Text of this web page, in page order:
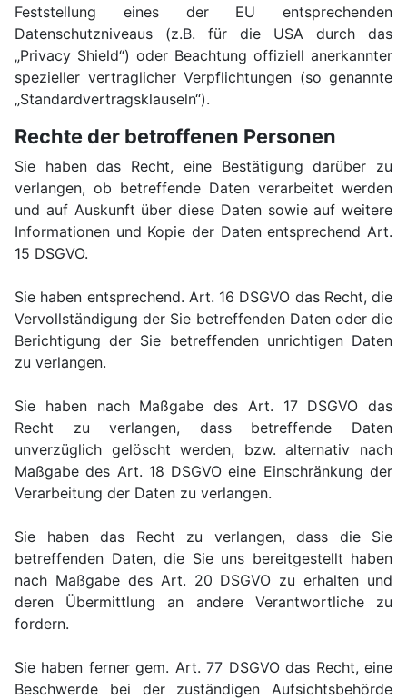
Feststellung eines der EU entsprechenden
Datenschutzniveaus (z.B. für die USA durch das
„Privacy Shield“) oder Beachtung offiziell anerkannter
spezieller vertraglicher Verpflichtungen (so genannte
„Standardvertragsklauseln“).
Rechte der betroffenen Personen
Sie haben das Recht, eine Bestätigung darüber zu
verlangen, ob betreffende Daten verarbeitet werden
und auf Auskunft über diese Daten sowie auf weitere
Informationen und Kopie der Daten entsprechend Art.
15 DSGVO.
Sie haben entsprechend. Art. 16 DSGVO das Recht, die
Vervollständigung der Sie betreffenden Daten oder die
Berichtigung der Sie betreffenden unrichtigen Daten
zu verlangen.
Sie haben nach Maßgabe des Art. 17 DSGVO das
Recht zu verlangen, dass betreffende Daten
unverzüglich gelöscht werden, bzw. alternativ nach
Maßgabe des Art. 18 DSGVO eine Einschränkung der
Verarbeitung der Daten zu verlangen.
Sie haben das Recht zu verlangen, dass die Sie
betreffenden Daten, die Sie uns bereitgestellt haben
nach Maßgabe des Art. 20 DSGVO zu erhalten und
deren Übermittlung an andere Verantwortliche zu
fordern.
Sie haben ferner gem. Art. 77 DSGVO das Recht, eine
Beschwerde bei der zuständigen Aufsichtsbehörde